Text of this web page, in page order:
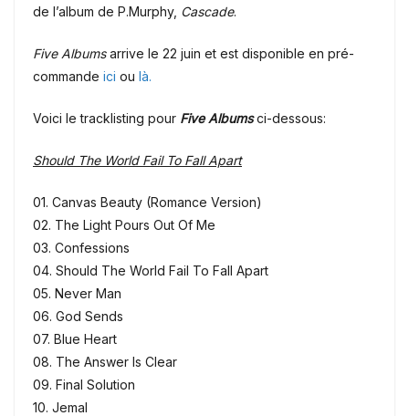
de l’album de P.Murphy, Cascade.
Five Albumsarrive le 22 juin et est disponible en pré-
commande ici ou là.
Voici le tracklisting pour Five Albumsci-dessous:
Should The World Fail To Fall Apart
01. Canvas Beauty (Romance Version)
02. The Light Pours Out Of Me
03. Confessions
04. Should The World Fail To Fall Apart
05. Never Man
06. God Sends
07. Blue Heart
08. The Answer Is Clear
09. Final Solution
10. Jemal